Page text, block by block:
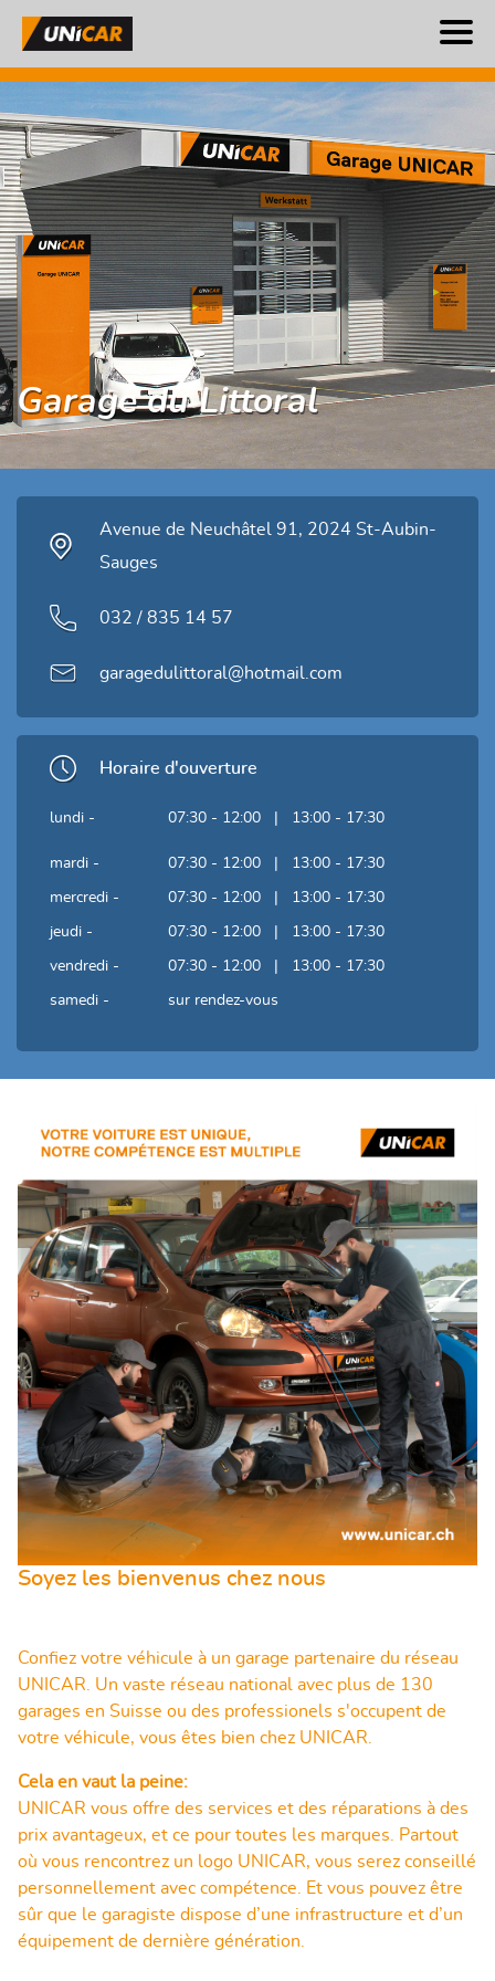
Garage du Littoral
Avenue de Neuchâtel 91, 2024 St-Aubin-
Sauges
032 / 835 14 57
garagedulittoral@hotmail.com
Horaire d'ouverture
lundi - 07:30 - 12:00 | 13:00 - 17:30
mardi - 07:30 - 12:00 | 13:00 - 17:30
mercredi - 07:30 - 12:00 | 13:00 - 17:30
jeudi - 07:30 - 12:00 | 13:00 - 17:30
vendredi - 07:30 - 12:00 | 13:00 - 17:30
samedi - sur rendez-vous
Soyez les bienvenus chez nous
Confiez votre véhicule à un garage partenaire du réseau
UNICAR. Un vaste réseau national avec plus de 130
garages en Suisse ou des professionels s'occupent de
votre véhicule, vous êtes bien chez UNICAR.
Cela en vaut la peine:
UNICAR vous offre des services et des réparations à des
prix avantageux, et ce pour toutes les marques. Partout
où vous rencontrez un logo UNICAR, vous serez conseillé
personnellement avec compétence. Et vous pouvez être
sûr que le garagiste dispose d’une infrastructure et d’un
équipement de dernière génération.